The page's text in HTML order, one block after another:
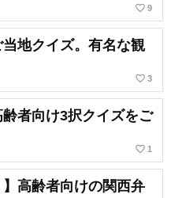
favorite_border 9
当地クイズ。有名な観
favorite_border 3
齢者向け3択クイズをご
favorite_border 1
】高齢者向けの関西弁